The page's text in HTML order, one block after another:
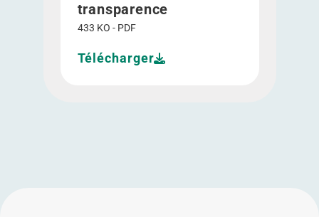
transparence
433 KO - PDF
Télécharger